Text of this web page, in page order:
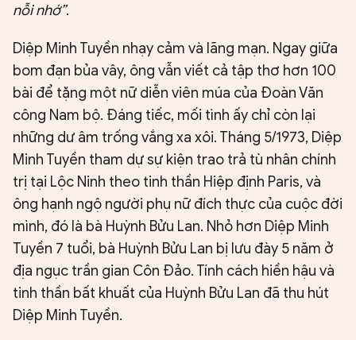
nỗi nhớ”.
Diệp Minh Tuyền nhạy cảm và lãng mạn. Ngay giữa
bom đạn bủa vây, ông vẫn viết cả tập thơ hơn 100
bài để tặng một nữ diễn viên múa của Đoàn Văn
công Nam bộ. Đáng tiếc, mối tình ấy chỉ còn lại
những dư âm trống vắng xa xôi. Tháng 5/1973, Diệp
Minh Tuyền tham dự sự kiện trao trả tù nhân chính
trị tại Lộc Ninh theo tinh thần Hiệp định Paris, và
ông hạnh ngộ người phụ nữ đích thực của cuộc đời
mình, đó là bà Huỳnh Bửu Lan. Nhỏ hơn Diệp Minh
Tuyền 7 tuổi, bà Huỳnh Bửu Lan bị lưu đày 5 năm ở
địa ngục trần gian Côn Đảo. Tính cách hiền hậu và
tinh thần bất khuất của Huỳnh Bửu Lan đã thu hút
Diệp Minh Tuyền.